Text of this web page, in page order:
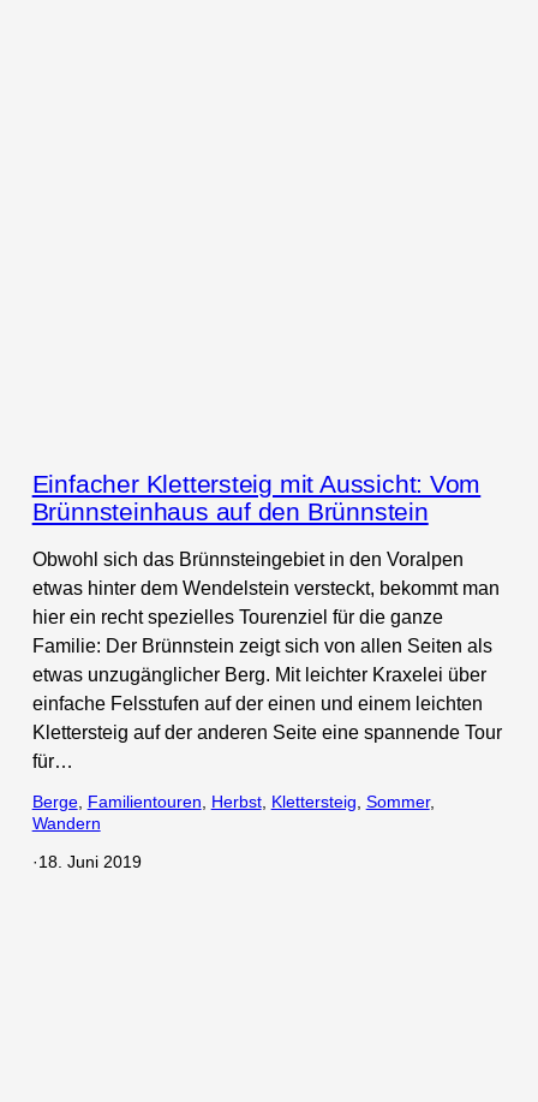
Einfacher Klettersteig mit Aussicht: Vom
Brünnsteinhaus auf den Brünnstein
Obwohl sich das Brünnsteingebiet in den Voralpen
etwas hinter dem Wendelstein versteckt, bekommt man
hier ein recht spezielles Tourenziel für die ganze
Familie: Der Brünnstein zeigt sich von allen Seiten als
etwas unzugänglicher Berg. Mit leichter Kraxelei über
einfache Felsstufen auf der einen und einem leichten
Klettersteig auf der anderen Seite eine spannende Tour
für…
Berge, Familientouren, Herbst, Klettersteig, Sommer
Wandern
·18. Juni 2019